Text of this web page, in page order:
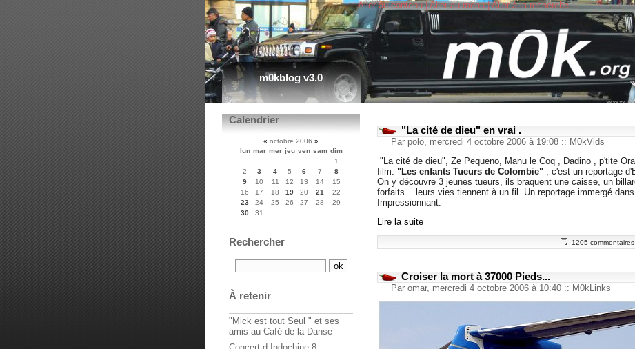
m0kblog v3.0
Aller au contenu|Aller au menu|Aller à la recherche
"La cité de dieu" en vrai .
Par polo, mercredi 4 octobre 2006 à 19:08 :: M0kVids
"La cité de dieu", Ze Pequeno, Manu le Coq , Dadino , p'tite
film. "Les enfants Tueurs de Colombie" , c'est un reportage
On y découvre 3 jeunes tueurs, ils braquent une caisse, un
forfaits... leurs vies tiennent à un fil. Un reportage immergé dans
Impressionnant.
Lire la suite
1205 commentaires
Croiser la mort à 37000 Pieds...
Par omar, mercredi 4 octobre 2006 à 10:40 :: M0kLinks
Calendrier
« octobre 2006 »
lun mar mer jeu ven sam dim
1
2
3 4 5 6 7
8
9
10 11 12 13 14
15
16
17 18 19 20 21
22
23
24 25 26 27 28
29
30
31
Rechercher
À retenir
"Mick est tout Seul " et ses
amis au Café de la Danse